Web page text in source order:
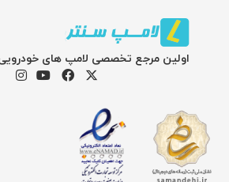
اولین مرجع تخصصی لامپ های خودرویی